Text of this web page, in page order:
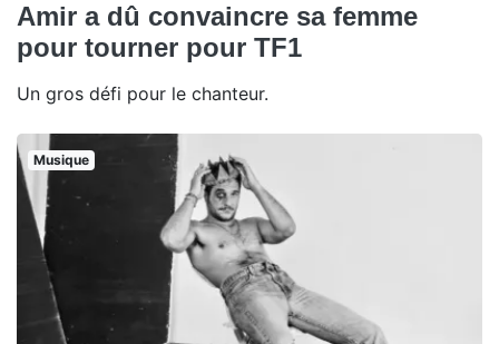
Amir a dû convaincre sa femme
pour tourner pour TF1
Un gros défi pour le chanteur.
Musique